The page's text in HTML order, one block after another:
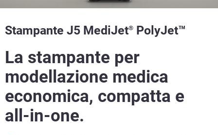
Stampante J5 MediJet® PolyJet™
La stampante per
modellazione medica
economica, compatta e
all-in-one.